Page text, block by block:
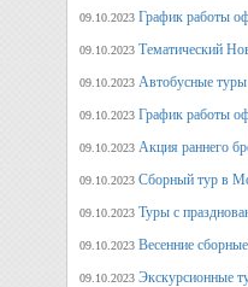
09.10.2023 График работы
09.10.2023 Тематический
09.10.2023 Автобусные
09.10.2023 График работы
09.10.2023 Акция раннего
09.10.2023 Сборный тур в
09.10.2023 Туры с
09.10.2023 Весенние
09.10.2023 Экскурсионные